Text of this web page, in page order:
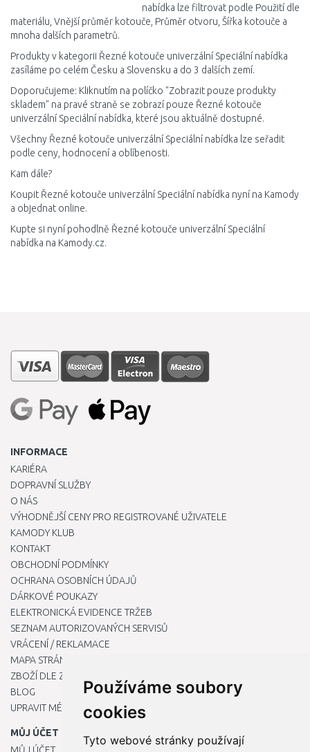
Používáme soubory
cookies
Tyto webové stránky používají
nabídka lze filtrovat podle Použití dle
materiálu, Vnější průměr kotouče, Průměr otvoru, Šířka kotouče a
mnoha dalších parametrů.
Produkty v kategorii Řezné kotouče univerzální Speciální nabídka
zasíláme po celém Česku a Slovensku a do 3 dalších zemí.
Doporučujeme: Kliknutím na políčko "Zobrazit pouze produkty
skladem" na pravé straně se zobrazí pouze Řezné kotouče
univerzální Speciální nabídka, které jsou aktuálně dostupné.
Všechny Řezné kotouče univerzální Speciální nabídka lze seřadit
podle ceny, hodnocení a oblíbenosti.
Kam dále?
Koupit Řezné kotouče univerzální Speciální nabídka nyní na Kamody
a objednat online.
Kupte si nyní pohodlně Řezné kotouče univerzální Speciální
nabídka na Kamody.cz.
INFORMACE
KARIÉRA
DOPRAVNÍ SLUŽBY
O NÁS
VÝHODNĚJŠÍ CENY PRO REGISTROVANÉ UŽIVATELE
KAMODY KLUB
KONTAKT
OBCHODNÍ PODMÍNKY
OCHRANA OSOBNÍCH ÚDAJŮ
DÁRKOVÉ POUKAZY
ELEKTRONICKÁ EVIDENCE TRŽEB
SEZNAM AUTORIZOVANÝCH SERVISŮ
VRÁCENÍ / REKLAMACE
MAPA STRÁNKY
ZBOŽÍ DLE ZNAČEK
BLOG
UPRAVIT MÉ PŘEDVOLBY COOKIES
MŮJ ÚČET